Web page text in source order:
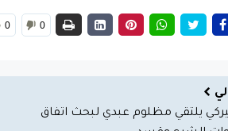
0 0
يلتقي مظلوم عبدي لبحث اتفاق